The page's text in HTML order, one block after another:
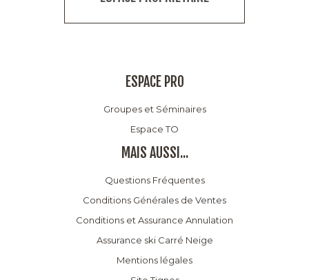
ESPACE PRO
Groupes et Séminaires
Espace TO
MAIS AUSSI...
Questions Fréquentes
Conditions Générales de Ventes
Conditions et Assurance Annulation
Assurance ski Carré Neige
Mentions légales